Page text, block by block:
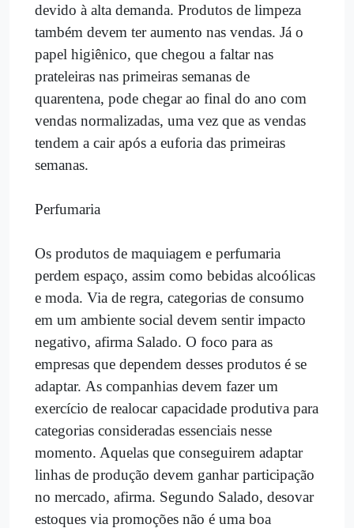
devido à alta demanda. Produtos de limpeza
também devem ter aumento nas vendas. Já o
papel higiênico, que chegou a faltar nas
prateleiras nas primeiras semanas de
quarentena, pode chegar ao final do ano com
vendas normalizadas, uma vez que as vendas
tendem a cair após a euforia das primeiras
semanas.
Perfumaria
Os produtos de maquiagem e perfumaria
perdem espaço, assim como bebidas alcoólicas
e moda. Via de regra, categorias de consumo
em um ambiente social devem sentir impacto
negativo, afirma Salado. O foco para as
empresas que dependem desses produtos é se
adaptar. As companhias devem fazer um
exercício de realocar capacidade produtiva para
categorias consideradas essenciais nesse
momento. Aquelas que conseguirem adaptar
linhas de produção devem ganhar participação
no mercado, afirma. Segundo Salado, desovar
estoques via promoções não é uma boa